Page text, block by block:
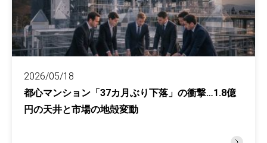
2026/05/18
都心マンション「37カ月ぶり下落」の衝撃…1.8億
円の天井と市場の地殻変動